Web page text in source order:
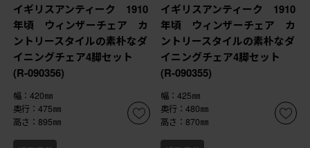
イギリスアンティーク 1910
年頃 ウィンザーチェア カ
ントリースタイルの素朴なダ
イニングチェア4脚セット
(R-090356)
幅：420㎜
奥行：475㎜
高さ：895㎜
イギリスアンティーク 1910
年頃 ウィンザーチェア カ
ントリースタイルの素朴なダ
イニングチェア4脚セット
(R-090355)
幅：425㎜
奥行：480㎜
高さ：870㎜